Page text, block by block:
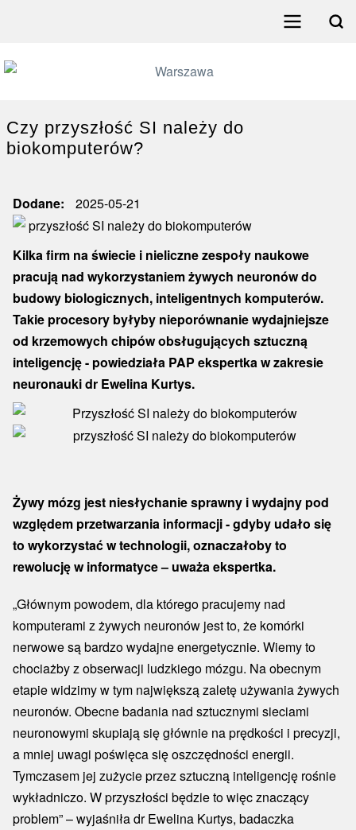
Menu
Czy przyszłość SI należy do
biokomputerów?
Dodane 2025-05-21
Kilka firm na świecie i nieliczne zespoły naukowe
pracują nad wykorzystaniem żywych neuronów do
budowy biologicznych, inteligentnych komputerów.
Takie procesory byłyby nieporównanie wydajniejsze
od krzemowych chipów obsługujących sztuczną
inteligencję - powiedziała PAP ekspertka w zakresie
neuronauki dr Ewelina Kurtys.
Żywy mózg jest niesłychanie sprawny i wydajny pod
względem przetwarzania informacji - gdyby udało się
to wykorzystać w technologii, oznaczałoby to
rewolucję w informatyce – uważa ekspertka.
„Głównym powodem, dla którego pracujemy nad
komputerami z żywych neuronów jest to, że komórki
nerwowe są bardzo wydajne energetycznie. Wiemy to
chociażby z obserwacji ludzkiego mózgu. Na obecnym
etapie widzimy w tym największą zaletę używania żywych
neuronów. Obecne badania nad sztucznymi sieciami
neuronowymi skupiają się głównie na prędkości i precyzji,
a mniej uwagi poświęca się oszczędności energii.
Tymczasem jej zużycie przez sztuczną inteligencję rośnie
wykładniczo. W przyszłości będzie to więc znaczący
problem” – wyjaśniła dr Ewelina Kurtys, badaczka